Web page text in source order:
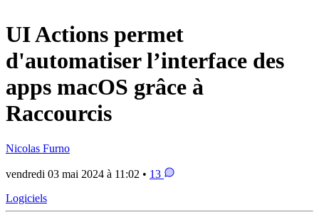
UI Actions permet
d'automatiser l’interface des
apps macOS grâce à
Raccourcis
Nicolas Furno
vendredi 03 mai 2024 à 11:02 • 13
Logiciels